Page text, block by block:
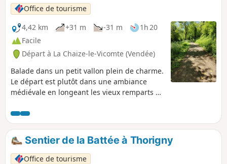
Office de tourisme
4,42 km
+31 m -31 m
1h 20
Facile
Départ à La Chaize-le-Vicomte (Vendée)
Balade dans un petit vallon plein de charme.
Le départ est plutôt dans une ambiance
médiévale en longeant les vieux remparts et
dans la vallée, la nature reprend ses droits,
de nombreuses libellules accompagnent
votre parcours, demoiselles aux ailes bleues
métalliques, libellules écarlates et autres
cordulégastres.
Sentier de la Battée à Thorigny
Office de tourisme